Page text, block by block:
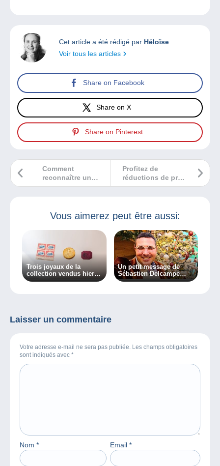
Cet article a été rédigé par Héloïse
Voir tous les articles
Share on Facebook
Share on X
Share on Pinterest
Profitez de
réductions de prix
sur les objets
Comment
reconnaître un
vase Daum
Vous aimerez peut être aussi:
Trois joyaux de la
collection vendus hier à
New York
Un petit message de
Sébastien Delcampe
pour vous !
Laisser un commentaire
Votre adresse e-mail ne sera pas publiée. Les champs obligatoires
sont indiqués avec *
Nom * Email *